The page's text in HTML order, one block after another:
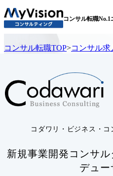
コンサル転職No.1
コンサル転職TOP>コンサル求
コダワリ・ビジネス・
新規事業開発コンサ
デュー